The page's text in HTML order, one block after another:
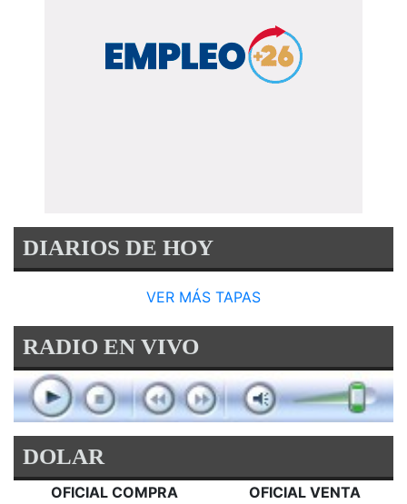
DIARIOS DE HOY
VER MÁS TAPAS
RADIO EN VIVO
DOLAR
OFICIAL COMPRA OFICIAL VENTA